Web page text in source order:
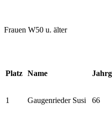
Frauen W50 u. älter
Platz Name
1 Gaugenrieder Susi 66